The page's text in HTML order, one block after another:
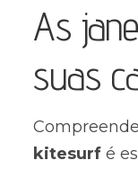
As
suas
kitesurfé